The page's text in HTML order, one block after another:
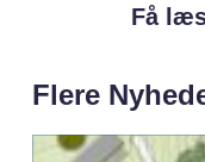
Få
Flere